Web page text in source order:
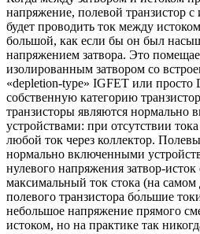
напряжение, полевой транзистор
будет проводить ток между
большой, как если бы он был
напряжением затвора. Это
изолированным затвором со
«depletion-type» IGFET или
собственную категорию
транзисторы являются нормально
устройствами: при отсутствии
любой ток через коллектор.
нормально включенными
нулевого напряжения затвор-
максимальный ток стока (на
полевого транзистора бо́льшие
небольшое напряжение прямого
истоком, но на практике так